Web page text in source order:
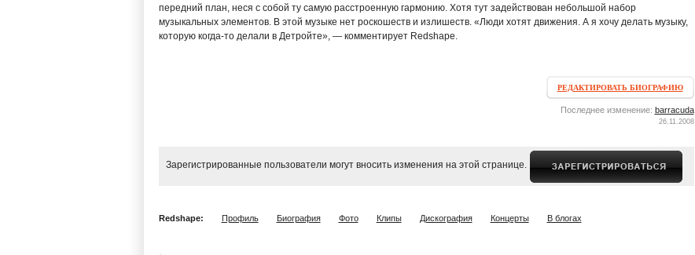
передний план, неся с собой ту самую расстроенную гармонию. Хотя тут задействован небольшой набор
музыкальных элементов. В этой музыке нет роскошеств и излишеств. «Люди хотят движения. А я хочу делать музыку,
которую когда-то делали в Детройте», — комментирует Redshape.
РЕДАКТИРОВАТЬ БИОГРАФИЮ
Последнее изменение: barracuda
26.11.2008
Зарегистрированные пользователи могут вносить изменения на этой странице.
Redshape: Профиль Биография Фото Клипы Дискография Концерты В блогах